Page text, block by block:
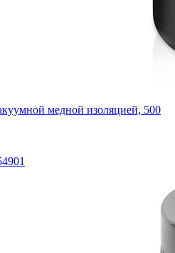
медной изоляцией, 500